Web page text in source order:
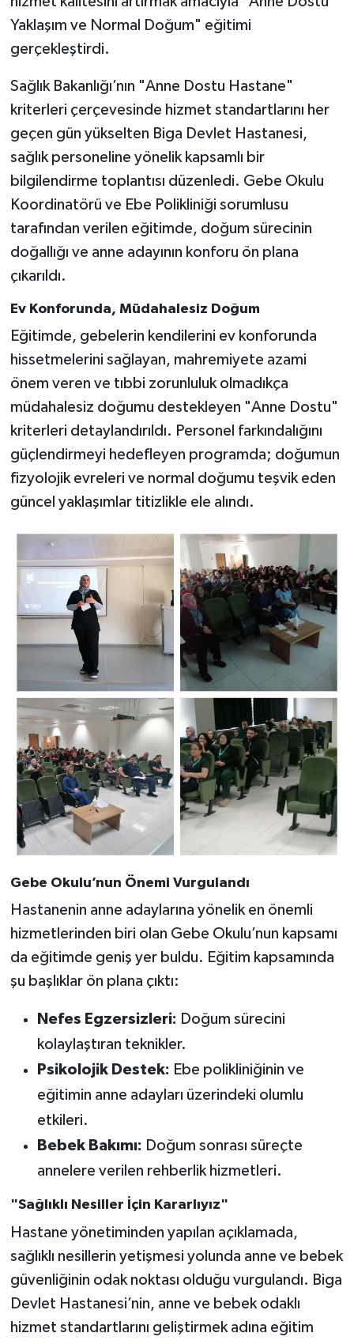
Yaklaşım ve Normal Doğum" eğitimi
gerçekleştirdi.
Sağlık Bakanlığı’nın "Anne Dostu Hastane"
kriterleri çerçevesinde hizmet standartlarını her
geçen gün yükselten Biga Devlet Hastanesi,
sağlık personeline yönelik kapsamlı bir
bilgilendirme toplantısı düzenledi. Gebe Okulu
Koordinatörü ve Ebe Polikliniği sorumlusu
tarafından verilen eğitimde, doğum sürecinin
doğallığı ve anne adayının konforu ön plana
çıkarıldı.
Ev Konforunda, Müdahalesiz Doğum
Eğitimde, gebelerin kendilerini ev konforunda
hissetmelerini sağlayan, mahremiyete azami
önem veren ve tıbbi zorunluluk olmadıkça
müdahalesiz doğumu destekleyen "Anne Dostu"
kriterleri detaylandırıldı. Personel farkındalığını
güçlendirmeyi hedefleyen programda; doğumun
fizyolojik evreleri ve normal doğumu teşvik eden
güncel yaklaşımlar titizlikle ele alındı.
Gebe Okulu’nun Önemi Vurgulandı
Hastanenin anne adaylarına yönelik en önemli
hizmetlerinden biri olan Gebe Okulu’nun kapsamı
da eğitimde geniş yer buldu. Eğitim kapsamında
şu başlıklar ön plana çıktı:
Nefes Egzersizleri: Doğum sürecini
kolaylaştıran teknikler.
Psikolojik Destek: Ebe polikliniğinin ve
eğitimin anne adayları üzerindeki olumlu
etkileri.
Bebek Bakımı: Doğum sonrası süreçte
annelere verilen rehberlik hizmetleri.
"Sağlıklı Nesiller İçin Kararlıyız"
Hastane yönetiminden yapılan açıklamada,
sağlıklı nesillerin yetişmesi yolunda anne ve bebek
güvenliğinin odak noktası olduğu vurgulandı. Biga
Devlet Hastanesi’nin, anne ve bebek odaklı
hizmet standartlarını geliştirmek adına eğitim
Spor
Tarım ve Ekonomi
Teknoloji
Ulusal
Yaşam